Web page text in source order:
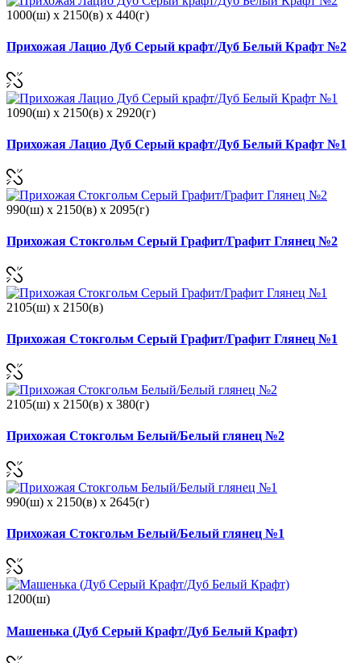
1000(ш) x 2150(в) x 440(г)
Прихожая Лацио Дуб Серый крафт/Дуб Белый Крафт №2
1090(ш) x 2150(в) x 2920(г)
Прихожая Лацио Дуб Серый крафт/Дуб Белый Крафт №1
990(ш) x 2150(в) x 2095(г)
Прихожая Стокгольм Серый Графит/Графит Глянец №2
2105(ш) x 2150(в)
Прихожая Стокгольм Серый Графит/Графит Глянец №1
2105(ш) x 2150(в) x 380(г)
Прихожая Стокгольм Белый/Белый глянец №2
990(ш) x 2150(в) x 2645(г)
Прихожая Стокгольм Белый/Белый глянец №1
1200(ш)
Машенька (Дуб Серый Крафт/Дуб Белый Крафт)